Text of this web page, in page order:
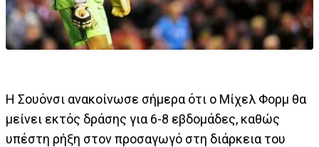
Η Σουόνσι ανακοίνωσε σήμερα ότι ο Μίχελ Φορμ θα
μείνει εκτός δράσης για 6-8 εβδομάδες, καθώς
υπέστη ρήξη στον προσαγωγό στη διάρκεια του